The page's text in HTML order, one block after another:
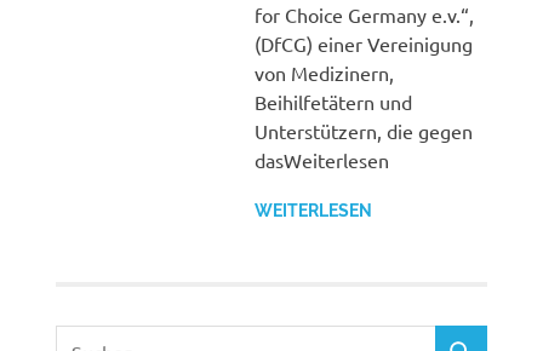
for Choice Germany e.v.“,
(DfCG) einer Vereinigung
von Medizinern,
Beihilfetätern und
Unterstützern, die gegen
dasWeiterlesen
WEITERLESEN